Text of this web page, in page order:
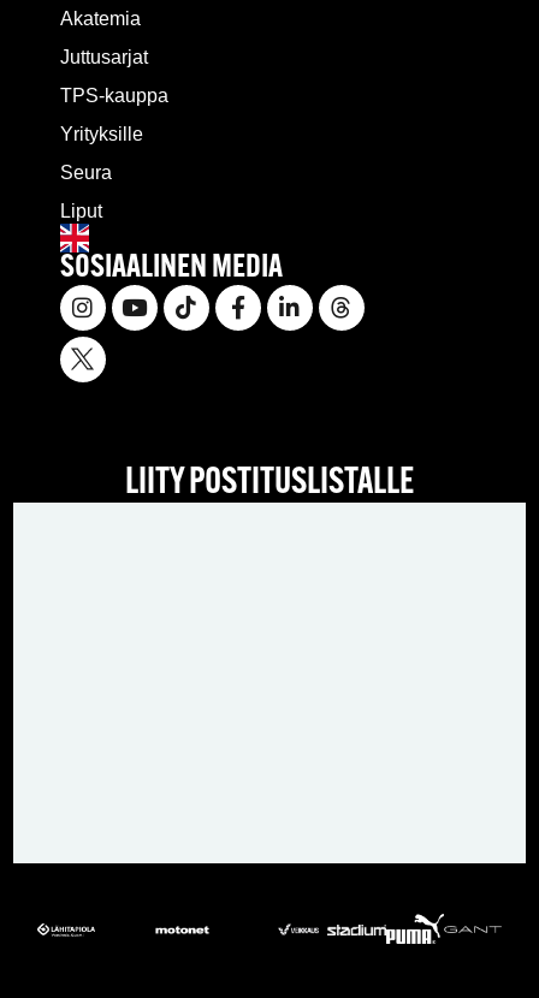
Akatemia
Juttusarjat
TPS-kauppa
Yrityksille
Seura
Liput
SOSIAALINEN MEDIA
LIITY POSTITUSLISTALLE